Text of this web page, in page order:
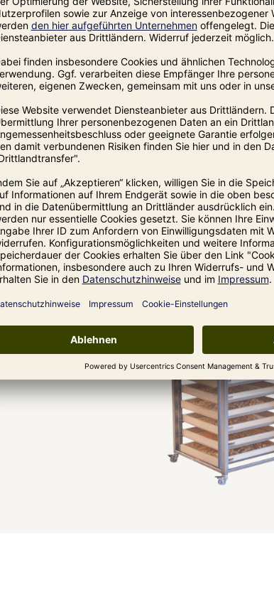
Dazu legen Sie die Nudeln am besten
eignet sich hier ein Luftentfeuchter.
Trockenschrankoptimal. Diese können Sie auch
nutzen.
werden im Bestellvorgang